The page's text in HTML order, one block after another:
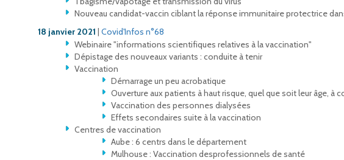
Nouveau candidat-vaccin ciblant la réponse immunitaire protectrice
18 janvier 2021 | Covid'Infos n°68
Webinaire "informations scientifiques relatives à la vaccination"
Dépistage des nouveaux variants : conduite à tenir
Vaccination
Démarrage un peu acrobatique
Ouverture aux patients à haut risque, quel que soit leur âge, à
Vaccination des personnes dialysées
Effets secondaires suite à la vaccination
Centres de vaccination
Aube : 6 centrs dans le département
Mulhouse : Vaccination desprofessionnels de santé